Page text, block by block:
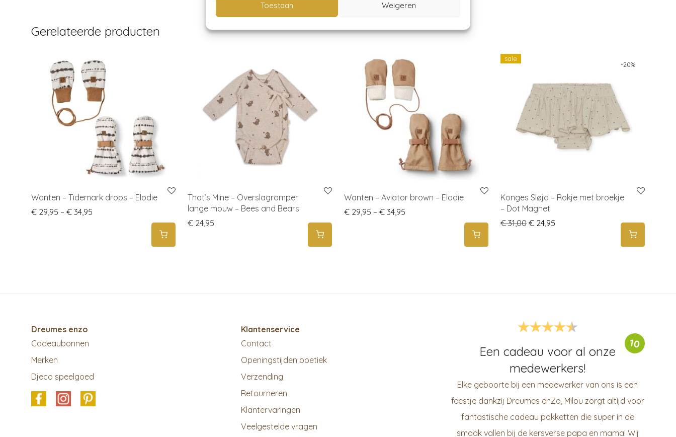
Toestaan Weigeren
Gerelateerde producten
Wanten – Tidemark drops – Elodie
€ 29,95 – € 34,95 Price range: € 29,95 through € 34,95
That’s Mine – Overslagromper
lange mouw – Bees and Bears
€ 24,95
Wanten – Aviator brown – Elodie
€ 29,95 – € 34,95 Price range: € 29,95 through € 34,95
-20%
sale
Konges Sløjd – Rokje met broekje
– Dot Magnet
€31,00 Original price was: € 31,00.
€ 24,95 Current price is: € 24,95.
Dreumes enzo
Cadeaubonnen
Merken
Djeco speelgoed
Klantenservice
Contact
Openingstijden boetiek
Verzending
Retourneren
Klantervaringen
Veelgestelde vragen
10
Een cadeau voor al onze
medewerkers!
Elke geboorte bij een medewerker van ons is een
feestje dankzij Dreumes enZo, Milou zorgt altijd voor
fantastische cadeau pakketten die super in de
smaak vallen bij de kersverse papa en mama! Wij